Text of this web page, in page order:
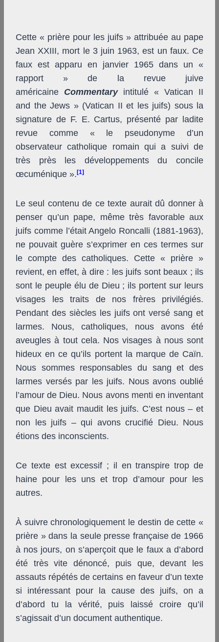
Cette « prière pour les juifs » attribuée au pape
Jean XXIII, mort le 3 juin 1963, est un faux. Ce
faux est apparu en janvier 1965 dans un «
rapport » de la revue juive
américaine Commentaryintitulé « Vatican II
and the Jews » (Vatican II et les juifs) sous la
signature de F. E. Cartus, présenté par ladite
revue comme « le pseudonyme d’un
observateur catholique romain qui a suivi de
très près les développements du concile
œcuménique ». [1]
Le seul contenu de ce texte aurait dû donner à
penser qu’un pape, même très favorable aux
juifs comme l’était Angelo Roncalli (1881-1963),
ne pouvait guère s’exprimer en ces termes sur
le compte des catholiques. Cette « prière »
revient, en effet, à dire : les juifs sont beaux ; ils
sont le peuple élu de Dieu ; ils portent sur leurs
visages les traits de nos frères privilégiés.
Pendant des siècles les juifs ont versé sang et
larmes. Nous, catholiques, nous avons été
aveugles à tout cela. Nos visages à nous sont
hideux en ce qu’ils portent la marque de Caïn.
Nous sommes responsables du sang et des
larmes versés par les juifs. Nous avons oublié
l’amour de Dieu. Nous avons menti en inventant
que Dieu avait maudit les juifs. C’est nous – et
non les juifs – qui avons crucifié Dieu. Nous
étions des inconscients.
Ce texte est excessif ; il en transpire trop de
haine pour les uns et trop d’amour pour les
autres.
À suivre chronologiquement le destin de cette «
prière » dans la seule presse française de 1966
à nos jours, on s’aperçoit que le faux a d’abord
été très vite dénoncé, puis que, devant les
assauts répétés de certains en faveur d’un texte
si intéressant pour la cause des juifs, on a
d’abord tu la vérité, puis laissé croire qu’il
s’agissait d’un document authentique.